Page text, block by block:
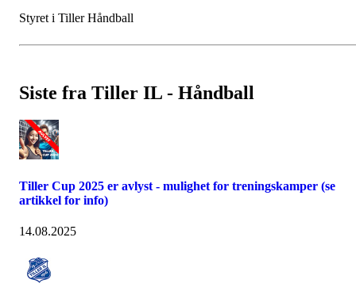
Styret i Tiller Håndball
Siste fra Tiller IL - Håndball
Tiller Cup 2025 er avlyst - mulighet for treningskamper (se
artikkel for info)
14.08.2025